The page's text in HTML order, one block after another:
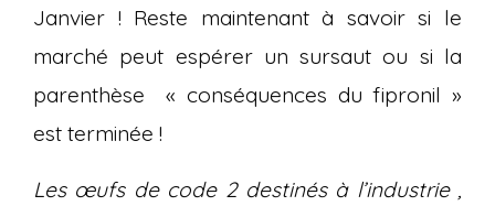
Janvier ! Reste maintenant à savoir si le
marché peut espérer un sursaut ou si la
parenthèse « conséquences du fipronil »
est terminée !
Les œufs de code 2 destinés à l’industrie ,